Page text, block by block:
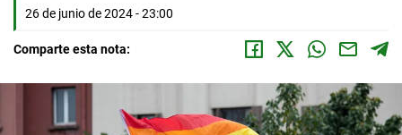
26 de junio de 2024 - 23:00
Comparte esta nota: